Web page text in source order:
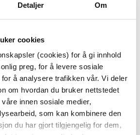
Detaljer Om
cookies
(cookies) for å gi innhold
preg, for å levere sosiale
å analysere trafikken vår. Vi deler
om hvordan du bruker nettstedet
innen sosiale medier,
som kan kombinere den
du har gjort tilgjengelig for dem,
BRA
MAGNOR - SWIRL
DRIKKEGLASS/LYKT